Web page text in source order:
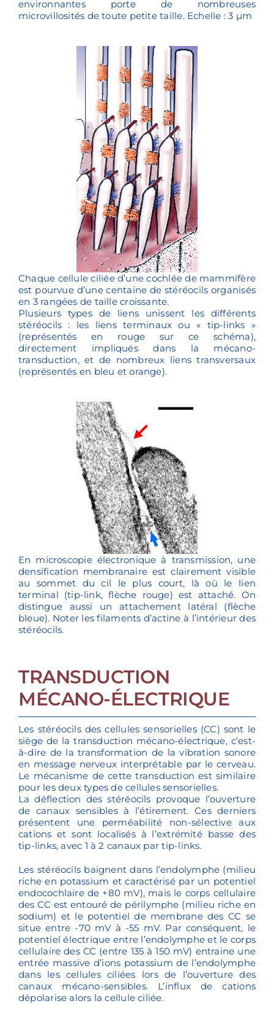
environnantes porte de nombreuses
microvillosités de toute petite taille. Echelle : 3 µm
Chaque cellule ciliée d’une cochlée de mammifère
est pourvue d’une centaine de stéréocils organisés
en 3 rangées de taille croissante.
Plusieurs types de liens unissent les différents
stéréocils : les liens terminaux ou « tip-links »
(représentés en rouge sur ce schéma),
directement impliqués dans la mécano-
transduction, et de nombreux liens transversaux
(représentés en bleu et orange).
En microscopie électronique à transmission, une
densification membranaire est clairement visible
au sommet du cil le plus court, là où le lien
terminal (tip-link, flèche rouge) est attaché. On
distingue aussi un attachement latéral (flèche
bleue). Noter les filaments d’actine à l’intérieur des
stéréocils.
TRANSDUCTION
MÉCANO-ÉLECTRIQUE
Les stéréocils des cellules sensorielles (CC) sont le
siège de la transduction mécano-électrique, c’est-
à-dire de la transformation de la vibration sonore
en message nerveux interprétable par le cerveau.
Le mécanisme de cette transduction est similaire
pour les deux types de cellules sensorielles.
La déflection des stéréocils provoque l’ouverture
de canaux sensibles à l’étirement. Ces derniers
présentent une perméabilité non-sélective aux
cations et sont localisés à l’extrémité basse des
tip-links, avec 1 à 2 canaux par tip-links.
Les stéréocils baignent dans l’endolymphe (milieu
riche en potassium et caractérisé par un potentiel
endocochlaire de +80 mV), mais le corps cellulaire
des CC est entouré de périlymphe (milieu riche en
sodium) et le potentiel de membrane des CC se
situe entre -70 mV à -55 mV. Par conséquent, le
potentiel électrique entre l’endolymphe et le corps
cellulaire des CC (entre 135 à 150 mV) entraine une
entrée massive d’ions potassium de l’endolymphe
dans les cellules ciliées lors de l’ouverture des
canaux mécano-sensibles. L’influx de cations
dépolarise alors la cellule ciliée.